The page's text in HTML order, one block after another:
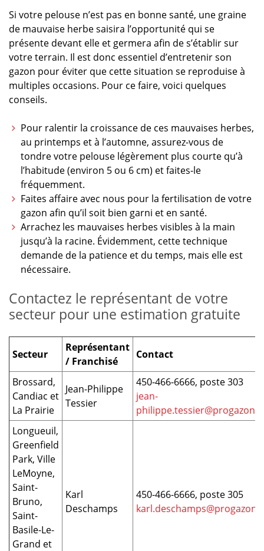
Si votre pelouse n’est pas en bonne santé, une graine
de mauvaise herbe saisira l’opportunité qui se
présente devant elle et germera afin de s’établir sur
votre terrain. Il est donc essentiel d’entretenir son
gazon pour éviter que cette situation se reproduise à
multiples occasions. Pour ce faire, voici quelques
conseils.
Pour ralentir la croissance de ces mauvaises herbes,
au printemps et à l’automne, assurez-vous de
tondre votre pelouse légèrement plus courte qu’à
l’habitude (environ 5 ou 6 cm) et faites-le
fréquemment.
Faites affaire avec nous pour la fertilisation de votre
gazon afin qu’il soit bien garni et en santé.
Arrachez les mauvaises herbes visibles à la main
jusqu’à la racine. Évidemment, cette technique
demande de la patience et du temps, mais elle est
nécessaire.
Contactez le représentant de votre
secteur pour une estimation gratuite
Secteur
Représentant
/ Franchisé
Contact
Brossard,
Candiac et
La Prairie
Jean-Philippe
Tessier
450-466-6666, poste 303
jean-
Longueuil,
Greenfield
Park, Ville
LeMoyne,
Saint-
Bruno,
Saint-
Basile-Le-
Grand et
Karl
Deschamps
450-466-6666, poste 305